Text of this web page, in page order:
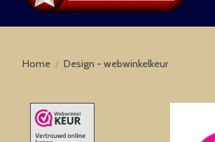
Home / Design - webwinkelkeur